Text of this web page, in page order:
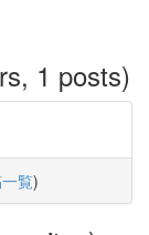
1 posts)
覧)